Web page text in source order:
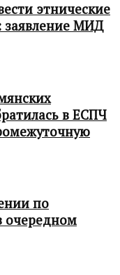
этнические
заявление МИД
в ЕСПЧ
по
очередном